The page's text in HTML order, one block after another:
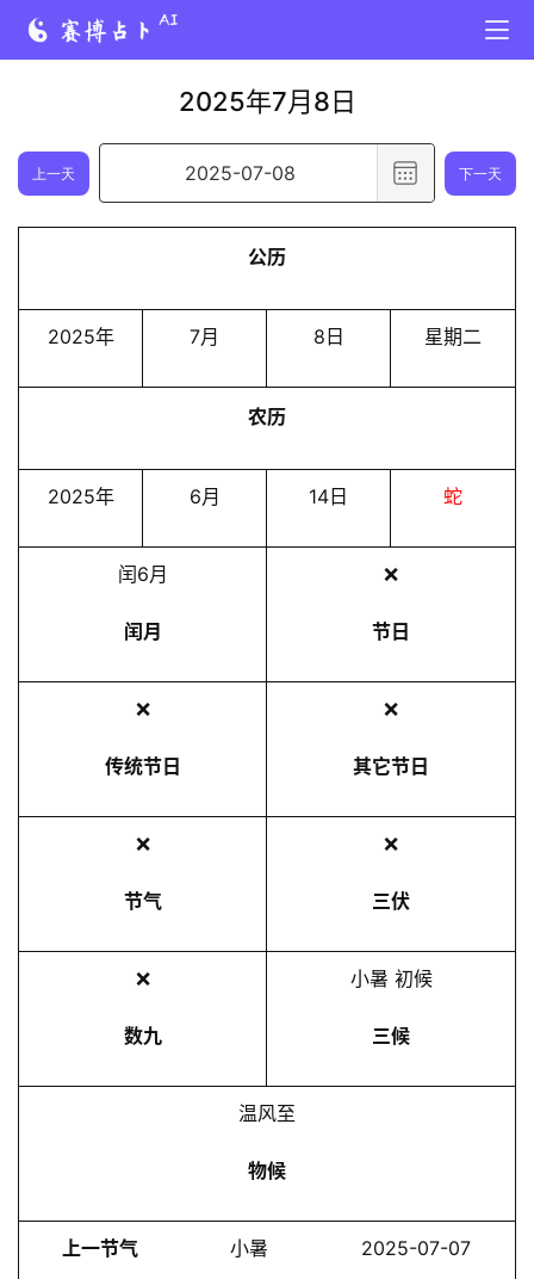
2025年7月8日
上一天
选
日
择
年
日
下一天
公历
2025年 7月 8日 星期二
农历
2025年 6月 14日 蛇
闰6月
闰月
❌
节日
❌
传统节日
❌
其它节日
❌
节气
❌
三伏
❌
数九
小暑 初候
三候
温风至
物候
上一节气 小暑 2025-07-07